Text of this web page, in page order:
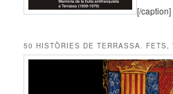
[/caption]
50 HISTÒRIES DE TERRASSA. FETS,